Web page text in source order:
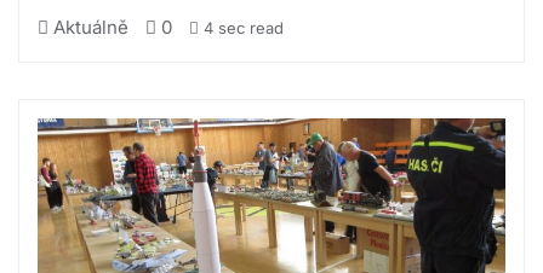
Aktuálně 0 4 sec read